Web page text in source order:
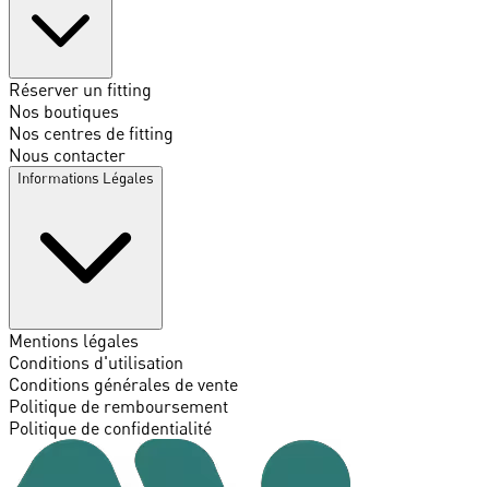
Réserver un fitting
Nos boutiques
Nos centres de fitting
Nous contacter
Informations Légales
Mentions légales
Conditions d'utilisation
Conditions générales de vente
Politique de remboursement
Politique de confidentialité